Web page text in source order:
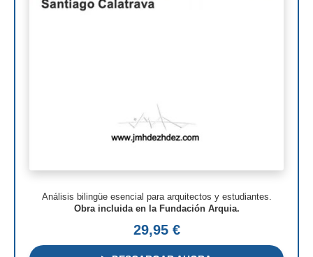
Zaha Hadid
Análisis bilingüe esencial para arquitectos y estudiantes.
Obra incluida en la Fundación Arquia.
29,95 €